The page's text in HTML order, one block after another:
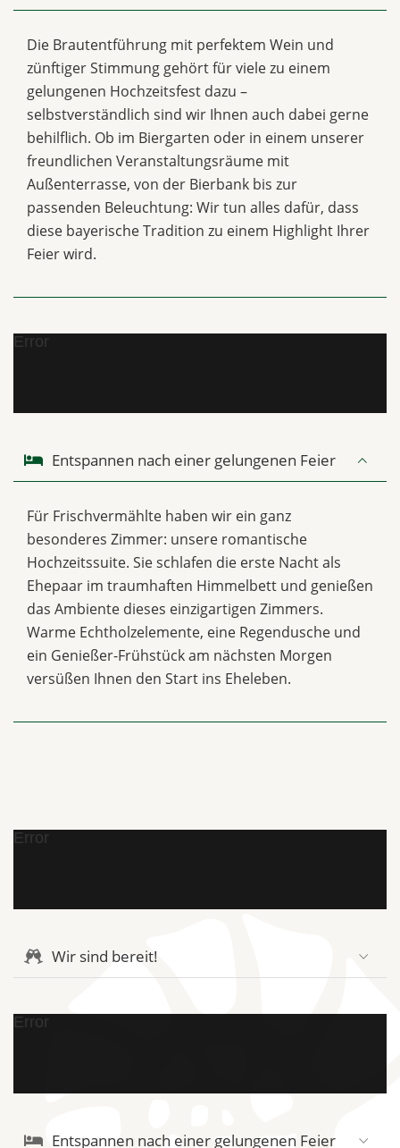
Die Brautentführung mit perfektem Wein und
zünftiger Stimmung gehört für viele zu einem
gelungenen Hochzeitsfest dazu –
selbstverständlich sind wir Ihnen auch dabei gerne
behilflich. Ob im Biergarten oder in einem unserer
freundlichen Veranstaltungsräume mit
Außenterrasse, von der Bierbank bis zur
passenden Beleuchtung: Wir tun alles dafür, dass
diese bayerische Tradition zu einem Highlight Ihrer
Feier wird.
Error
Entspannen nach einer gelungenen Feier
Für Frischvermählte haben wir ein ganz
besonderes Zimmer: unsere romantische
Hochzeitssuite. Sie schlafen die erste Nacht als
Ehepaar im traumhaften Himmelbett und genießen
das Ambiente dieses einzigartigen Zimmers.
Warme Echtholzelemente, eine Regendusche und
ein Genießer-Frühstück am nächsten Morgen
versüßen Ihnen den Start ins Eheleben.
Error
Wir sind bereit!
Error
Entspannen nach einer gelungenen Feier